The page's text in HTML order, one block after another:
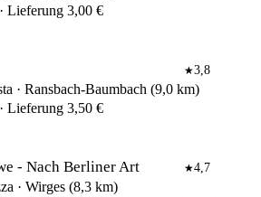
Lieferung 3,00 €
★3,8
· Ransbach-Baumbach (9,0 km)
Lieferung 3,50 €
- Nach Berliner Art ★4,7
· Wirges (8,3 km)